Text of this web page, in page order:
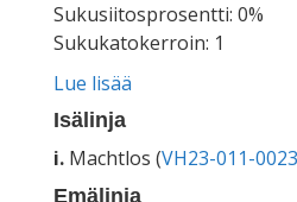
Sukusiitosprosentti: 0%
Sukukatokerroin: 1
Lue lisää
Isälinja
i. Machtlos (VH23-011-0023
Emälinja